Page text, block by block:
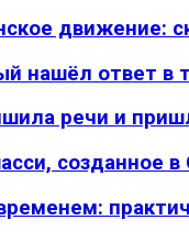
нашёл ответ в
речи и
созданное в